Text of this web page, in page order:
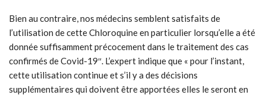
Bien au contraire, nos médecins semblent satisfaits de
l’utilisation de cette Chloroquine en particulier lorsqu’elle a été
donnée suffisamment précocement dans le traitement des cas
confirmés de Covid-19″. L’expert indique que « pour l’instant,
cette utilisation continue et s’il y a des décisions
supplémentaires qui doivent être apportées elles le seront en